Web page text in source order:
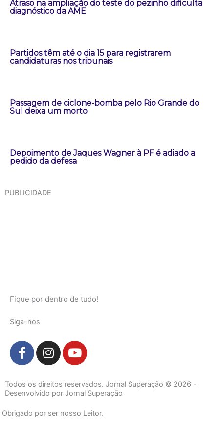
Atraso na ampliação do teste do pezinho dificulta
diagnóstico da AME
Partidos têm até o dia 15 para registrarem
candidaturas nos tribunais
Passagem de ciclone-bomba pelo Rio Grande do
Sul deixa um morto
Depoimento de Jaques Wagner à PF é adiado a
pedido da defesa
PUBLICIDADE
Fique por dentro de tudo!
Siga-nos
F
a
e
b
o
o
I
n
t
a
r
Y
o
t
u
e
Todos os direitos reservados. Jornal Superação © 2026 -
Desenvolvido por Jornal Superação
Obrigado por ser nosso Leitor.